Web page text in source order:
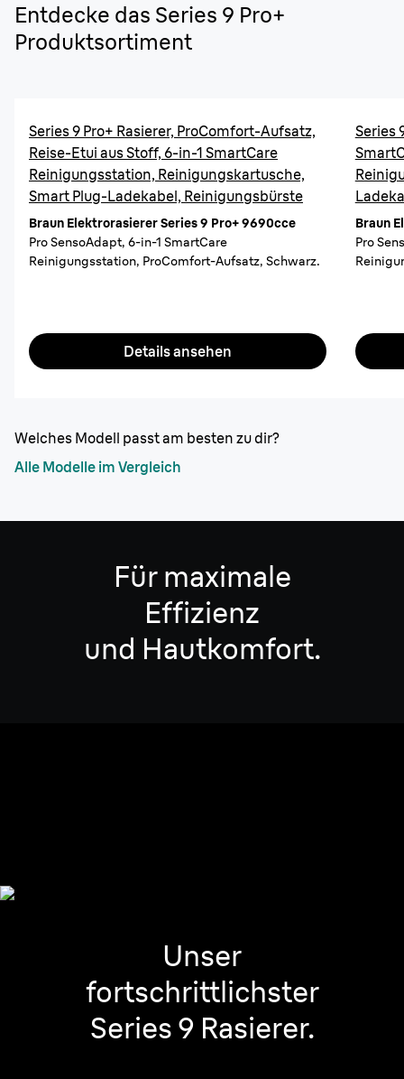
Entdecke das Series 9 Pro+
Produktsortiment
Series 9 Pro+ Rasierer, ProComfort-Aufsatz,
Reise-Etui aus Stoff, 6-in-1 SmartCare
Reinigungsstation, Reinigungskartusche,
Smart Plug-Ladekabel, Reinigungsbürste
Braun Elektrorasierer Series 9 Pro+ 9690cce
Pro SensoAdapt, 6-in-1 SmartCare
Reinigungsstation, ProComfort-Aufsatz, Schwarz.
Details ansehen
Series
Braun
Pro
Welches Modell passt am besten zu dir?
Alle Modelle im Vergleich
Für maximale
Effizienz
und Hautkomfort.
Unser
fortschrittlichster
Series 9 Rasierer.